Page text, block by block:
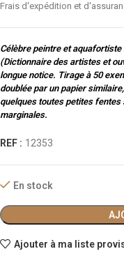
Frais d'expédition et
Célèbre peintre et
(Dictionnaire des artistes et
longue notice. Tirage à 50
doublée par un papier
quelques toutes petites
marginales.
REF : 12353
En stock
Ajouter à ma liste